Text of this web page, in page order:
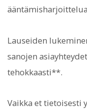
Lauseiden
sanojen
tehokkaasti**.
Vaikka et